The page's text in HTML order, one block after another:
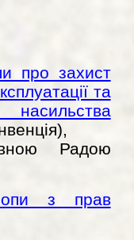
про захист
та
Радою
з прав